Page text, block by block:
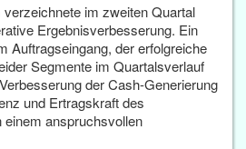
im zweiten Quartal
Ergebnisverbesserung. Ein
Auftragseingang, der erfolgreiche
Segmente im Quartalsverlauf
der Cash-Generierung
und Ertragskraft des
einem anspruchsvollen